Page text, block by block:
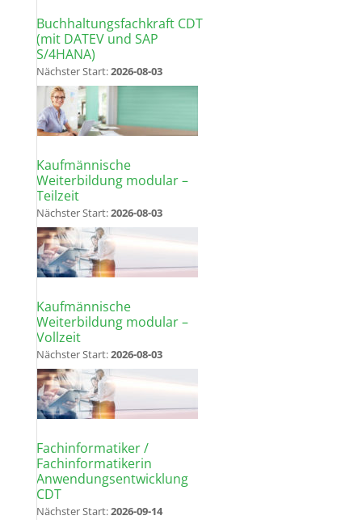
Buchhaltungsfachkraft CDT
(mit DATEV und SAP
S/4HANA)
Nächster Start:2026-08-03
Kaufmännische
Weiterbildung modular –
Teilzeit
Nächster Start:2026-08-03
Kaufmännische
Weiterbildung modular –
Vollzeit
Nächster Start:2026-08-03
Fachinformatiker /
Fachinformatikerin
Anwendungsentwicklung
CDT
Nächster Start:2026-09-14